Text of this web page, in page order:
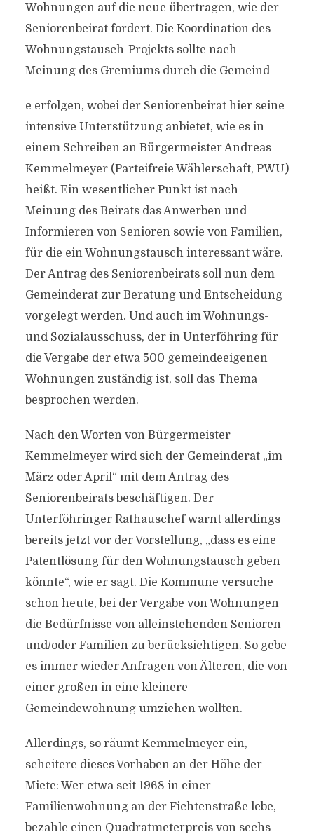
Wohnungen auf die neue übertragen, wie der
Seniorenbeirat fordert. Die Koordination des
Wohnungstausch-Projekts sollte nach
Meinung des Gremiums durch die Gemeind
e erfolgen, wobei der Seniorenbeirat hier seine
intensive Unterstützung anbietet, wie es in
einem Schreiben an Bürgermeister Andreas
Kemmelmeyer (Parteifreie Wählerschaft, PWU)
heißt. Ein wesentlicher Punkt ist nach
Meinung des Beirats das Anwerben und
Informieren von Senioren sowie von Familien,
für die ein Wohnungstausch interessant wäre.
Der Antrag des Seniorenbeirats soll nun dem
Gemeinderat zur Beratung und Entscheidung
vorgelegt werden. Und auch im Wohnungs-
und Sozialausschuss, der in Unterföhring für
die Vergabe der etwa 500 gemeindeeigenen
Wohnungen zuständig ist, soll das Thema
besprochen werden.
Nach den Worten von Bürgermeister
Kemmelmeyer wird sich der Gemeinderat „im
März oder April“ mit dem Antrag des
Seniorenbeirats beschäftigen. Der
Unterföhringer Rathauschef warnt allerdings
bereits jetzt vor der Vorstellung, „dass es eine
Patentlösung für den Wohnungstausch geben
könnte“, wie er sagt. Die Kommune versuche
schon heute, bei der Vergabe von Wohnungen
die Bedürfnisse von alleinstehenden Senioren
und/oder Familien zu berücksichtigen. So gebe
es immer wieder Anfragen von Älteren, die von
einer großen in eine kleinere
Gemeindewohnung umziehen wollten.
Allerdings, so räumt Kemmelmeyer ein,
scheitere dieses Vorhaben an der Höhe der
Miete: Wer etwa seit 1968 in einer
Familienwohnung an der Fichtenstraße lebe,
bezahle einen Quadratmeterpreis von sechs